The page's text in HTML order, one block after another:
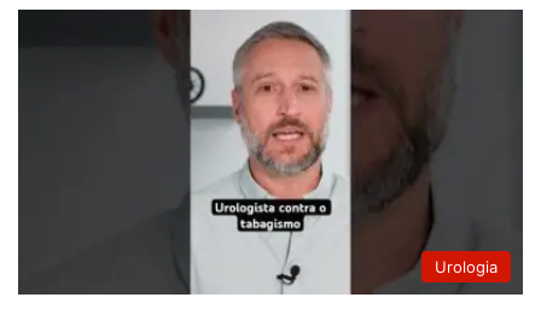
Urologia